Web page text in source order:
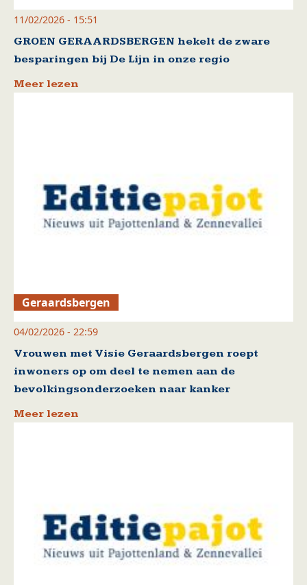
11/02/2026 - 15:51
GROEN GERAARDSBERGEN hekelt de zware
besparingen bij De Lijn in onze regio
Meer lezen
Geraardsbergen
04/02/2026 - 22:59
Vrouwen met Visie Geraardsbergen roept
inwoners op om deel te nemen aan de
bevolkingsonderzoeken naar kanker
Meer lezen